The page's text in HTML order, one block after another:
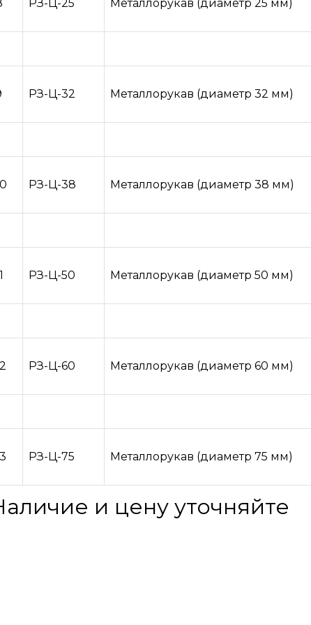
РЗ-Ц-25 Металлорукав (диаметр 25 мм)
РЗ-Ц-32 Металлорукав (диаметр 32 мм)
РЗ-Ц-38 Металлорукав (диаметр 38 мм)
РЗ-Ц-50 Металлорукав (диаметр 50 мм)
РЗ-Ц-60 Металлорукав (диаметр 60 мм)
РЗ-Ц-75 Металлорукав (диаметр 75 мм)
и цену уточняйте